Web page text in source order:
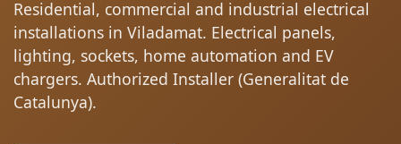
Residential, commercial and industrial electrical
installations in Viladamat. Electrical panels,
lighting, sockets, home automation and EV
chargers. Authorized Installer (Generalitat de
Catalunya).